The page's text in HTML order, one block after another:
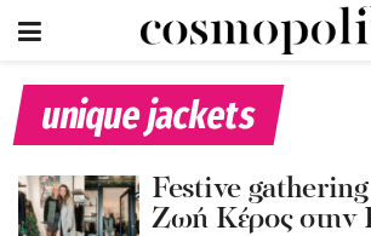
unique jackets
Festive
Ζωή Κέρος στην